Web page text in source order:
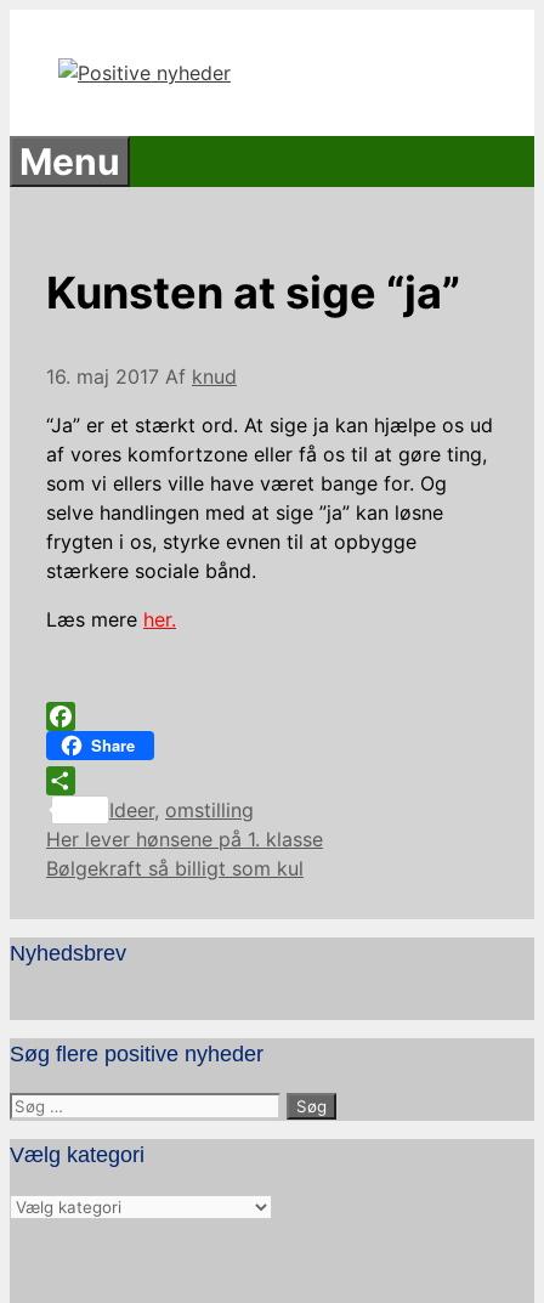
indhold
Menu
Kunsten at sige “ja”
16. maj 2017 Af knud
“Ja” er et stærkt ord. At sige ja kan hjælpe os ud
af vores komfortzone eller få os til at gøre ting,
som vi ellers ville have været bange for. Og
selve handlingen med at sige ”ja” kan løsne
frygten i os, styrke evnen til at opbygge
stærkere sociale bånd.
Læs mere her.
Facebook
Share
Share
Kategorier
Ideer, omstilling
Her lever hønsene på 1. klasse
Bølgekraft så billigt som kul
Nyhedsbrev
Søg flere positive nyheder
Søg
efter:
Vælg kategori
Vælg